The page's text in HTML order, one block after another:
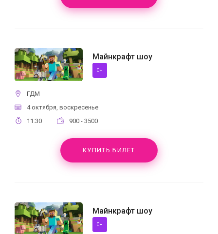
Майнкрафт шоу
0+
ГДМ
4 октября, воскресенье
11:30
900 - 3500
КУПИТЬ БИЛЕТ
Майнкрафт шоу
0+